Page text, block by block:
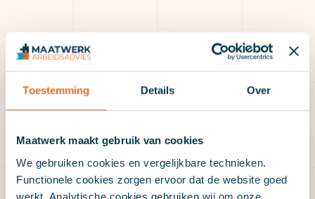
Toestemming Details Over
Maatwerk maakt gebruik van cookies
We gebruiken cookies en vergelijkbare technieken.
Functionele cookies zorgen ervoor dat de website goed
werkt. Analytische cookies gebruiken wij om onze
Onze specialisten
Gert-Jan de Groot